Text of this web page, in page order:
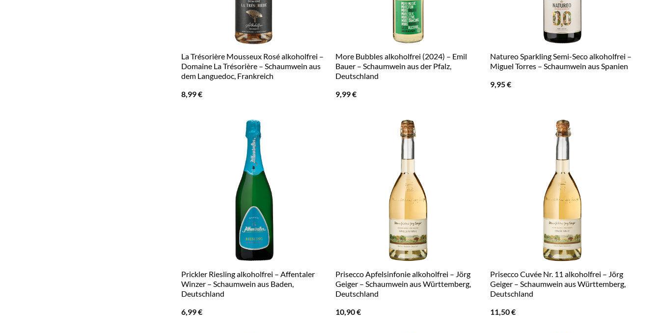
La Trésorière Mousseux Rosé alkoholfrei –
Domaine La Trésorière – Schaumwein aus
dem Languedoc, Frankreich
8,99€
More Bubbles alkoholfrei (2024) – Emil
Bauer – Schaumwein aus der Pfalz,
Deutschland
9,99€
Natureo Sparkling Semi-Seco alkoholfrei –
Miguel Torres – Schaumwein aus Spanien
9,95€
Prickler Riesling alkoholfrei – Affentaler
Winzer – Schaumwein aus Baden,
Deutschland
6,99€
Prisecco Apfelsinfonie alkoholfrei – Jörg
Geiger – Schaumwein aus Württemberg,
Deutschland
10,90€
Prisecco Cuvée Nr. 11 alkoholfrei – Jörg
Geiger – Schaumwein aus Württemberg,
Deutschland
11,50€